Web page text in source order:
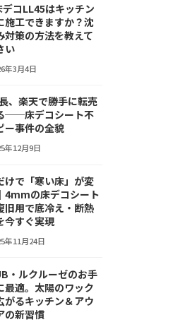
デコLL45はキッチン
施工できますか？沈
対策の方法を教えて
い
年3月4日
、楽天で勝手に転売
──床デコシート不
ー事件の全貌
年12月9日
けで「寒い床」が変
4mmの床デコシート
旧用で底冷え・断熱
今すぐ実現
年11月24日
・ルクルーゼのお手
最適。太陽のワック
がるキッチン＆アウ
の新習慣